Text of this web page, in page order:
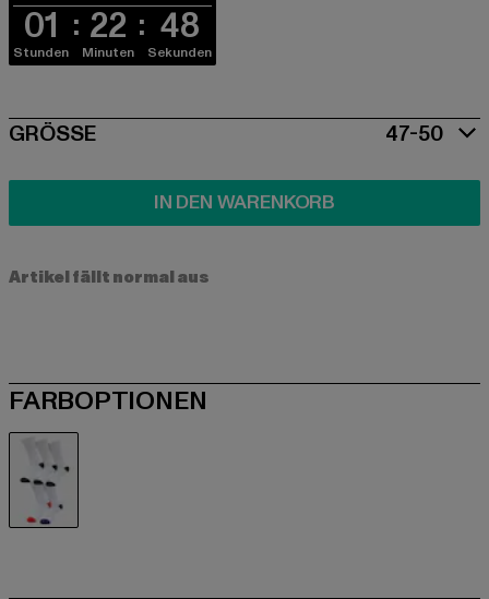
01
Stunden
22
Minuten
48
Sekunden
SIZE
GRÖSSE 47-50
IN DEN WARENKORB
Artikel fällt normal aus
FARBOPTIONEN